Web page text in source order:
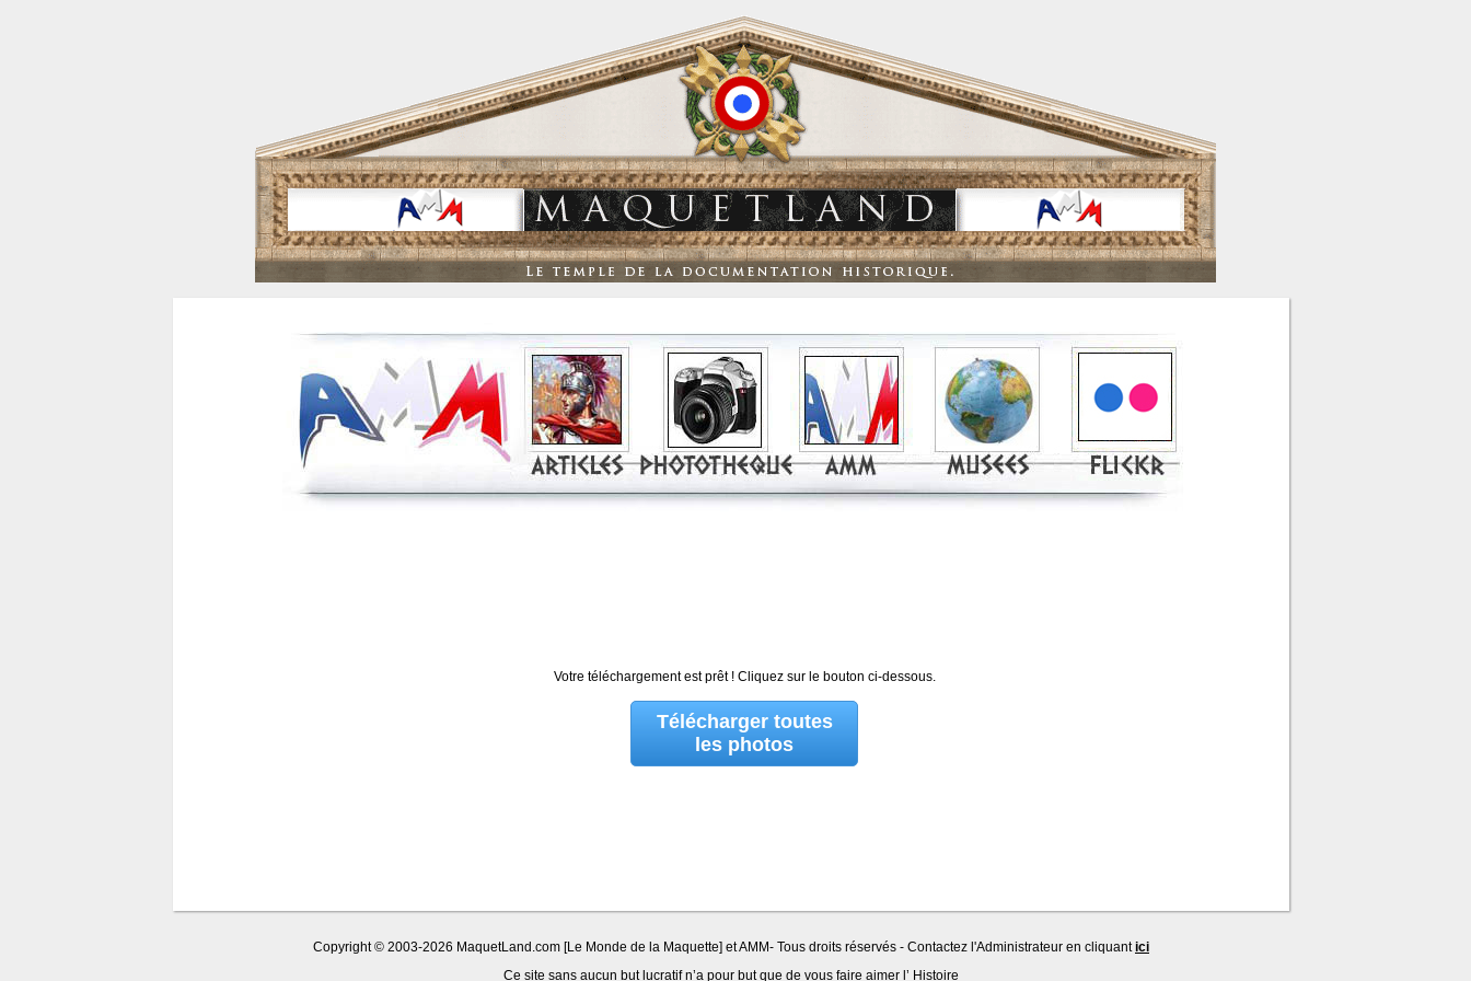
Votre téléchargement est prêt ! Cliquez sur le bouton ci-dessous.
Télécharger toutes
les photos
Copyright © 2003-2026 MaquetLand.com [Le Monde de la Maquette] et AMM- Tous droits réservés - Contactez l'Administrateur en cliquantici
Ce site sans aucun but lucratif n’a pour but que de vous faire aimer l’ Histoire